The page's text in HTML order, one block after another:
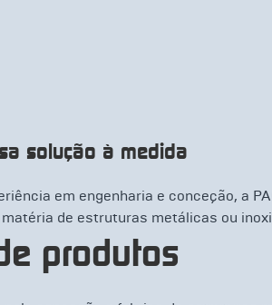
solução à medida
em engenharia e conceção, a
de estruturas metálicas ou
produtos